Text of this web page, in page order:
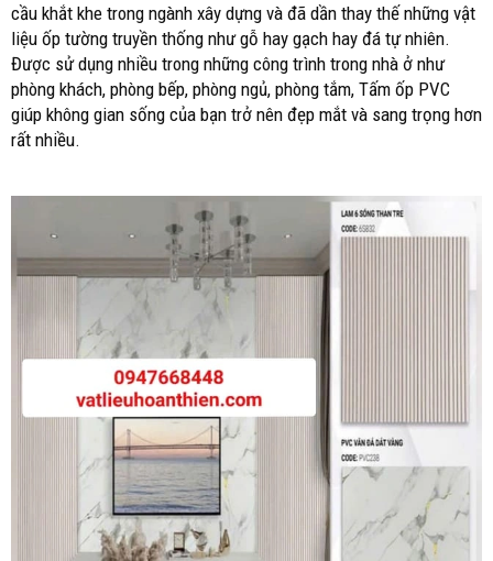
cầu khắt khe trong ngành xây dựng và đã dần thay thế những vật
liệu ốp tường truyền thống như gỗ hay gạch hay đá tự nhiên.
Được sử dụng nhiều trong những công trình trong nhà ở như
phòng khách, phòng bếp, phòng ngủ, phòng tắm, Tấm ốp PVC
giúp không gian sống của bạn trở nên đẹp mắt và sang trọng hơn
rất nhiều.